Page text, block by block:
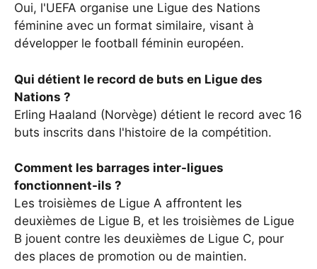
Oui, l'UEFA organise une Ligue des Nations
féminine avec un format similaire, visant à
développer le football féminin européen.
Qui détient le record de buts en Ligue des
Nations ?
Erling Haaland (Norvège) détient le record avec 16
buts inscrits dans l'histoire de la compétition.
Comment les barrages inter-ligues
fonctionnent-ils ?
Les troisièmes de Ligue A affrontent les
deuxièmes de Ligue B, et les troisièmes de Ligue
B jouent contre les deuxièmes de Ligue C, pour
des places de promotion ou de maintien.